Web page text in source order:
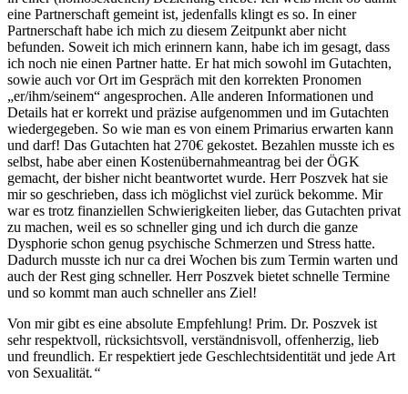
eine Partnerschaft gemeint ist, jedenfalls klingt es so. In einer
Partnerschaft habe ich mich zu diesem Zeitpunkt aber nicht
befunden. Soweit ich mich erinnern kann, habe ich im gesagt, dass
ich noch nie einen Partner hatte. Er hat mich sowohl im Gutachten,
sowie auch vor Ort im Gespräch mit den korrekten Pronomen
„er/ihm/seinem“ angesprochen. Alle anderen Informationen und
Details hat er korrekt und präzise aufgenommen und im Gutachten
wiedergegeben. So wie man es von einem Primarius erwarten kann
und darf! Das Gutachten hat 270€ gekostet. Bezahlen musste ich es
selbst, habe aber einen Kostenübernahmeantrag bei der ÖGK
gemacht, der bisher nicht beantwortet wurde. Herr Poszvek hat sie
mir so geschrieben, dass ich möglichst viel zurück bekomme. Mir
war es trotz finanziellen Schwierigkeiten lieber, das Gutachten privat
zu machen, weil es so schneller ging und ich durch die ganze
Dysphorie schon genug psychische Schmerzen und Stress hatte.
Dadurch musste ich nur ca drei Wochen bis zum Termin warten und
auch der Rest ging schneller. Herr Poszvek bietet schnelle Termine
und so kommt man auch schneller ans Ziel!
Von mir gibt es eine absolute Empfehlung! Prim. Dr. Poszvek ist
sehr respektvoll, rücksichtsvoll, verständnisvoll, offenherzig, lieb
und freundlich. Er respektiert jede Geschlechtsidentität und jede Art
von Sexualität.“